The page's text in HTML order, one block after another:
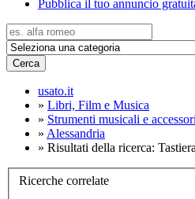
Pubblica il tuo annuncio
Cerca
usato.it
» Libri, Film e Musica
» Strumenti musicali e accessori
» Alessandria
» Risultati della ricerca:
Ricerche correlate